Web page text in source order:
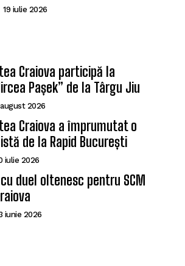
19 iulie 2026
Craiova participă la
Pașek” de la Târgu Jiu
2026
Craiova a împrumutat o
de la Rapid București
iulie 2026
duel oltenesc pentru SCM
iunie 2026